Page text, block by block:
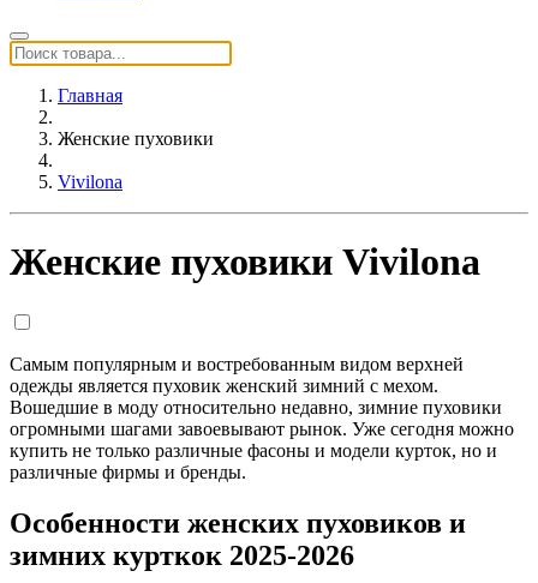
Главная
Женские пуховики
Vivilona
Женские пуховики Vivilona
Самым популярным и востребованным видом верхней
одежды является пуховик женский зимний с мехом.
Вошедшие в моду относительно недавно, зимние пуховики
огромными шагами завоевывают рынок. Уже сегодня можно
купить не только различные фасоны и модели курток, но и
различные фирмы и бренды.
Особенности женских пуховиков и
зимних курткок 2025-2026